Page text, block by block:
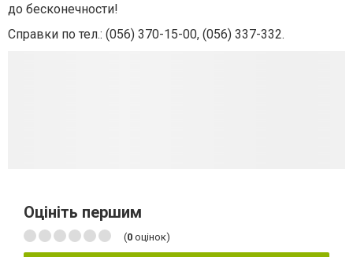
до бесконечности!
Справки по тел.: (056) 370-15-00, (056) 337-332.
Оцініть першим
(0 оцінок)